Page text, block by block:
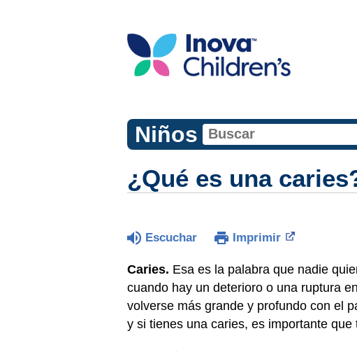
Niños
¿Qué es una
Escuchar Imprimir
Caries. Esa es la palabra que nadie
cuando hay un deterioro o una ruptura
volverse más grande y profundo con el
y si tienes una caries, es importante que